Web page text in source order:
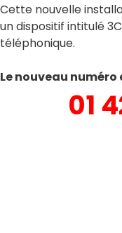
Cette nouvelle
undispositif intitulé
téléphonique.
Le nouveau numéro
01